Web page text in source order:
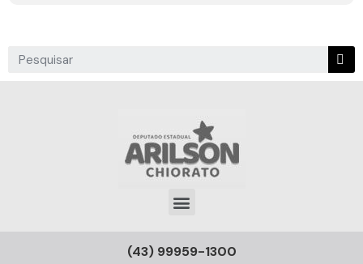
(43) 99959-1300